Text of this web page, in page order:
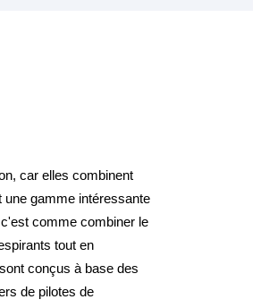
car elles combinent
une gamme intéressante
comme combiner le
tout en
conçus à base des
de pilotes de